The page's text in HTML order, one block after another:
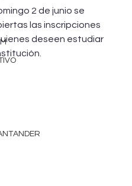
2 de junio se
las inscripciones
deseen estudiar